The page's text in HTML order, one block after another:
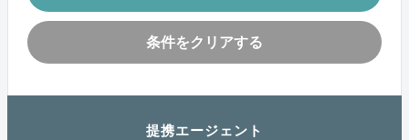
条件をクリアする
提携エージェント